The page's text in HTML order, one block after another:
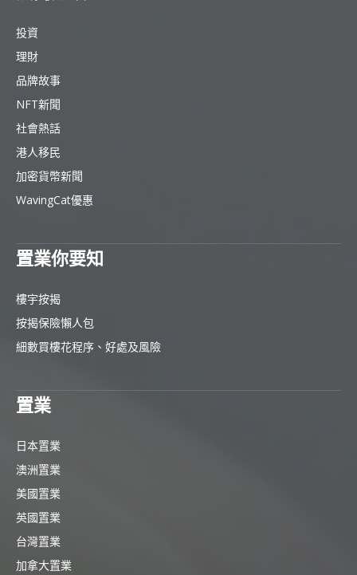
投資
理財
品牌故事
NFT新聞
社會熱話
港人移民
加密貨幣新聞
WavingCat優惠
置業你要知
樓宇按揭
按揭保險懶人包
細數買樓花程序、好處及風險
置業
日本置業
澳洲置業
美國置業
英國置業
台灣置業
加拿大置業